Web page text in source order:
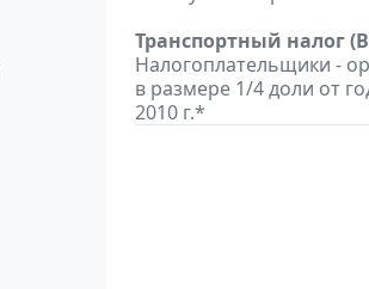
Транспортный налог
Налогоплательщики -
в размере 1/4 доли от
2010 г.*